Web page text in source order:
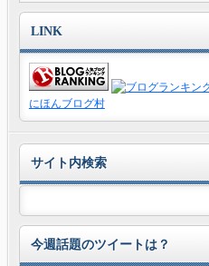
LINK
にほんブログ村
サイト内検索
今週話題のツイートは？